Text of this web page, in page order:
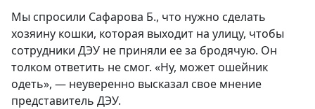
Мы спросили Сафарова Б., что нужно сделать
хозяину кошки, которая выходит на улицу, чтобы
сотрудники ДЭУ не приняли ее за бродячую. Он
толком ответить не смог. «Ну, может ошейник
одеть», — неуверенно высказал свое мнение
представитель ДЭУ.